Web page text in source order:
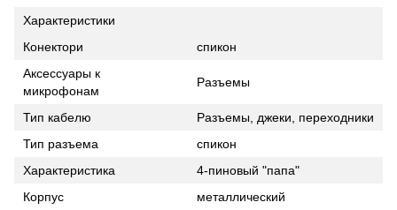
Характеристики
Конектори
спикон
Аксессуары к
микрофонам
Разъемы
Тип кабелю
Разъемы, джеки, переходники
Тип разъема
спикон
Характеристика
4-пиновый "папа"
Корпус
металлический